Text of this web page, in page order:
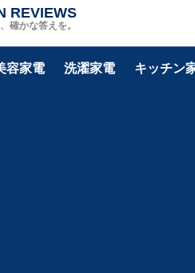
確かな答えを。
REVIEWS
容家電 洗濯家電 キッチン